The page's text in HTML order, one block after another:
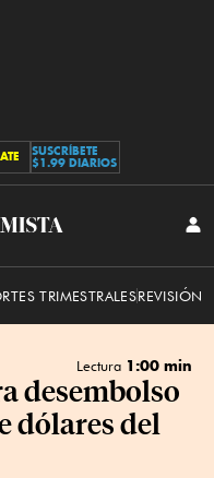
SUSCRÍBETE
$1.99 DIARIOS
TRIMESTRALESREVISIÓN
Lectura 1:00 min
desembolso
dólares del